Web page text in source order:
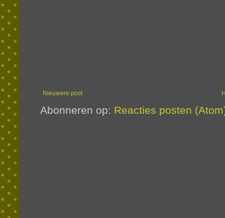
Nieuwere post
Abonneren op: Reacties posten